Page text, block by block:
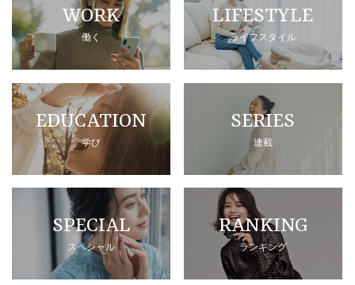
WORK
働く
LIFESTYLE
ライフスタイル
EDUCATION
学び
SERIES
連載
SPECIAL
スペシャル
RANKING
ランキング